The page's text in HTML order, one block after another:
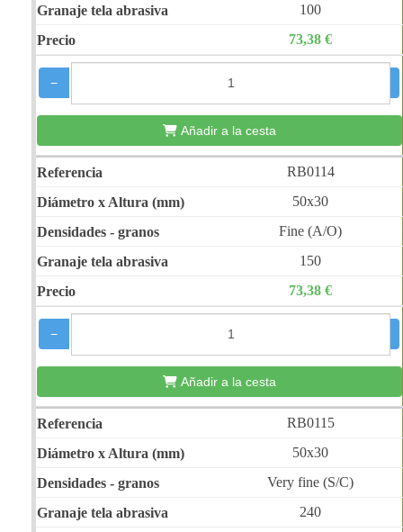
100
73,38 €
−
Añadir a la cesta
RB0114
50x30
Fine (A/O)
150
73,38 €
−
Añadir a la cesta
RB0115
50x30
Very fine (S/C)
240